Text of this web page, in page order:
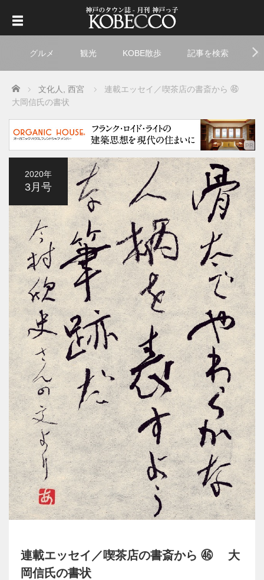
グルメ 観光 KOBE散歩 記事を検索
Home 文化人 西宮
連載エッセイ／喫茶店の書斎から ㊻
大岡信氏の書状
2020年
3月号
連載エッセイ／喫茶店の書斎から ㊻ 大
岡信氏の書状